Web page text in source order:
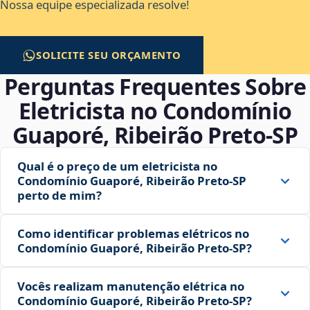
Nossa equipe especializada resolve!
SOLICITE SEU ORÇAMENTO
Perguntas Frequentes Sobre
Eletricista no Condomínio
Guaporé, Ribeirão Preto‑SP
Qual é o preço de um eletricista no
Condomínio Guaporé, Ribeirão Preto‑SP
perto de mim?
Como identificar problemas elétricos no
Condomínio Guaporé, Ribeirão Preto‑SP?
Vocês realizam manutenção elétrica no
Condomínio Guaporé, Ribeirão Preto‑SP?